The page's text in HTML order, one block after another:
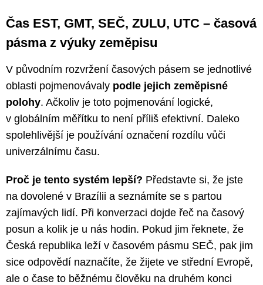
Čas EST, GMT, SEČ, ZULU, UTC – časová
pásma z výuky zeměpisu
V původním rozvržení časových pásem se jednotlivé
oblasti pojmenovávaly podle jejich zeměpisné
polohy. Ačkoliv je toto pojmenování logické,
v globálním měřítku to není příliš efektivní. Daleko
spolehlivější je používání označení rozdílu vůči
univerzálnímu času.
Proč je tento systém lepší? Představte si, že jste
na dovolené v Brazílii a seznámíte se s partou
zajímavých lidí. Při konverzaci dojde řeč na časový
posun a kolik je u nás hodin. Pokud jim řeknete, že
Česká republika leží v časovém pásmu SEČ, pak jim
sice odpovědí naznačíte, že žijete ve střední Evropě,
ale o čase to běžnému člověku na druhém konci